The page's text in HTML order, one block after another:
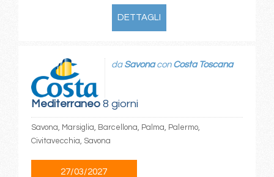
DETTAGLI
Mediterraneo8 giorni
da Savonacon Costa Toscana
Savona, Marsiglia, Barcellona, Palma, Palermo,
Civitavecchia, Savona
27/03/2027